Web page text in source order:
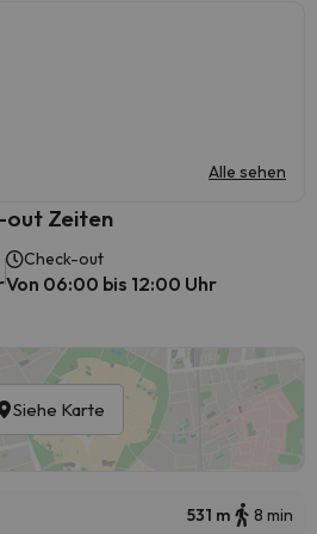
Alle sehen
out Zeiten
Check-out
Von 06:00 bis 12:00 Uhr
Siehe Karte
531 m 8 min